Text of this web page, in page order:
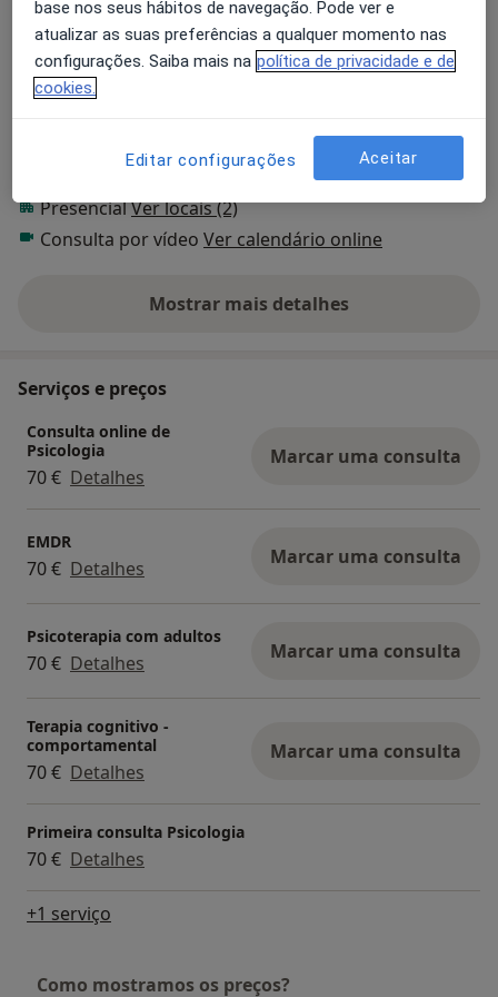
Transtornos De Estresse Pós-Traumáticos
Transtornos de Estresse Traumático
+39
Pacientes que trato
Adultos (Apenas em alguns endereços)
PresencialVer locais (2)
Consulta por vídeo Ver calendário online
Mostrar mais detalhes
sobre a experiência
Serviços e preços
Consulta online de
Psicologia
70 € Detalhes
Marcar uma consulta
EMDR
70 € Detalhes Marcar uma consulta
Psicoterapia com adultos
70 € Detalhes Marcar uma consulta
Terapia cognitivo -
comportamental
70 € Detalhes
Marcar uma consulta
Primeira consulta Psicologia
70 € Detalhes
+1 serviço
Como mostramos os preços?
base nos seus hábitos de navegação. Pode ver e
atualizar as suas preferências a qualquer momento nas
configurações. Saiba mais na política de privacidade e de
cookies.
Editar configurações Aceitar